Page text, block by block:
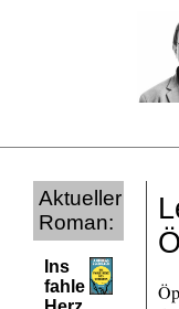
Aktueller
Roman:
Ins
fahle